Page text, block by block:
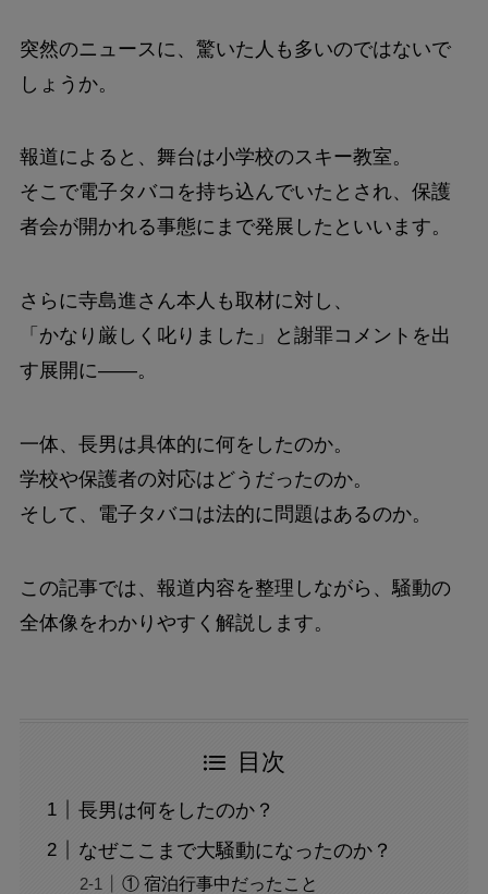
突然のニュースに、驚いた人も多いのではないで
しょうか。
報道によると、舞台は小学校のスキー教室。
そこで電子タバコを持ち込んでいたとされ、保護
者会が開かれる事態にまで発展したといいます。
さらに寺島進さん本人も取材に対し、
「かなり厳しく叱りました」と謝罪コメントを出
す展開に――。
一体、長男は具体的に何をしたのか。
学校や保護者の対応はどうだったのか。
そして、電子タバコは法的に問題はあるのか。
この記事では、報道内容を整理しながら、騒動の
全体像をわかりやすく解説します。
目次
長男は何をしたのか？
なぜここまで大騒動になったのか？
① 宿泊行事中だったこと